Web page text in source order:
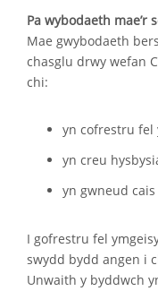
Pa wybodaeth mae’r
Mae gwybodaeth
chasglu drwy wefan
chi:
yn cofrestru fel
yn creu
yn gwneud
I gofrestru fel
swydd bydd angen i
Unwaith y byddwch